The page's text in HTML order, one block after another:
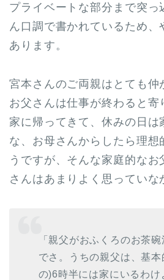
プライベートな部分まで突っ
ん口調で書かれているため、
あります。
宮本さんのご両親はとても仲
お父さんは仕事が終わると寄
家に帰ってきて、休みの日は
な、お母さんからしたら理想
うですが、そんな家庭的なお
さんはあまりよく思っていな
「親父がおふくろのお茶
でさ。うちの親父は、基
の)6時半には家にいるわけ